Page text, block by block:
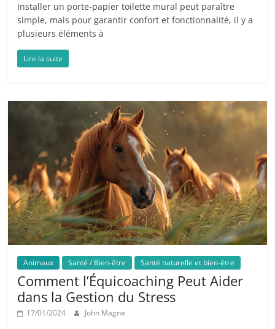
Installer un porte-papier toilette mural peut paraître
simple, mais pour garantir confort et fonctionnalité, il y a
plusieurs éléments à
Lire la suite
Animaux Santé / Bien-être Santé naturelle et bien-être
Comment l’Équicoaching Peut Aider
dans la Gestion du Stress
17/01/2024 John Magne